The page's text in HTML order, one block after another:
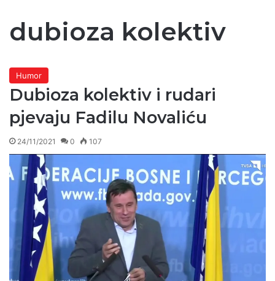
dubioza kolektiv
Humor
Dubioza kolektiv i rudari
pjevaju Fadilu Novaliću
24/11/2021 0 107